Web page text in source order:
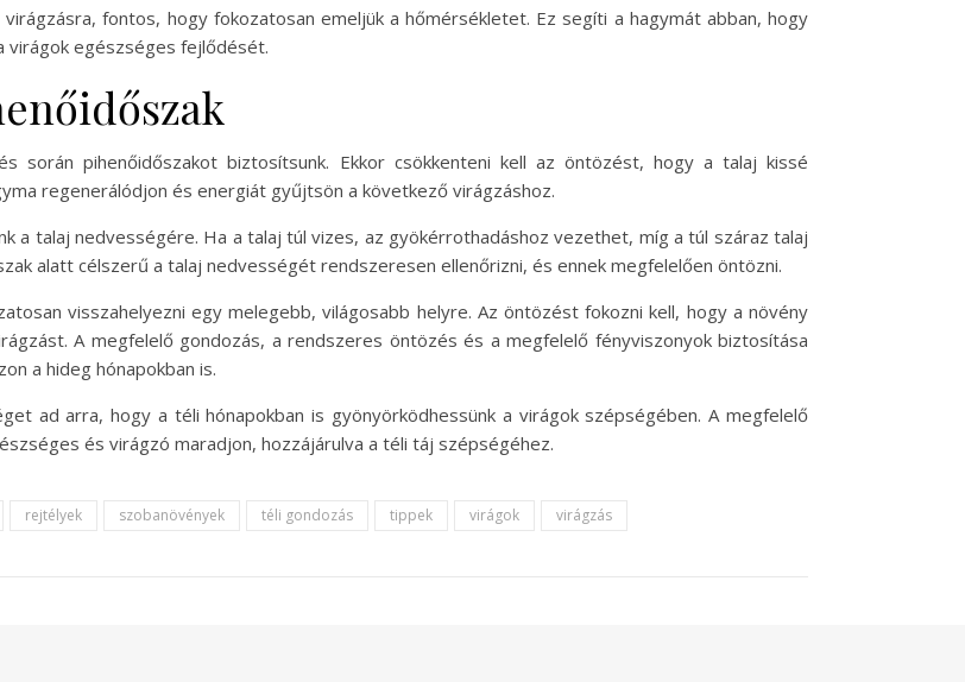
fontos, hogy fokozatosan emeljük a hőmérsékletet. Ez segíti a hagymát abban, hogy
virágok egészséges fejlődését.
során pihenőidőszakot biztosítsunk. Ekkor csökkenteni kell az öntözést, hogy a talaj kissé
regenerálódjon és energiát gyűjtsön a következő virágzáshoz.
a talaj nedvességére. Ha a talaj túl vizes, az gyökérrothadáshoz vezethet, míg a túl száraz talaj
alatt célszerű a talaj nedvességét rendszeresen ellenőrizni, és ennek megfelelően öntözni.
visszahelyezni egy melegebb, világosabb helyre. Az öntözést fokozni kell, hogy a növény
A megfelelő gondozás, a rendszeres öntözés és a megfelelő fényviszonyok biztosítása
a hideg hónapokban is.
ad arra, hogy a téli hónapokban is gyönyörködhessünk a virágok szépségében. A megfelelő
és virágzó maradjon, hozzájárulva a téli táj szépségéhez.
rejtélyek szobanövények téli gondozás tippek virágok virágzás